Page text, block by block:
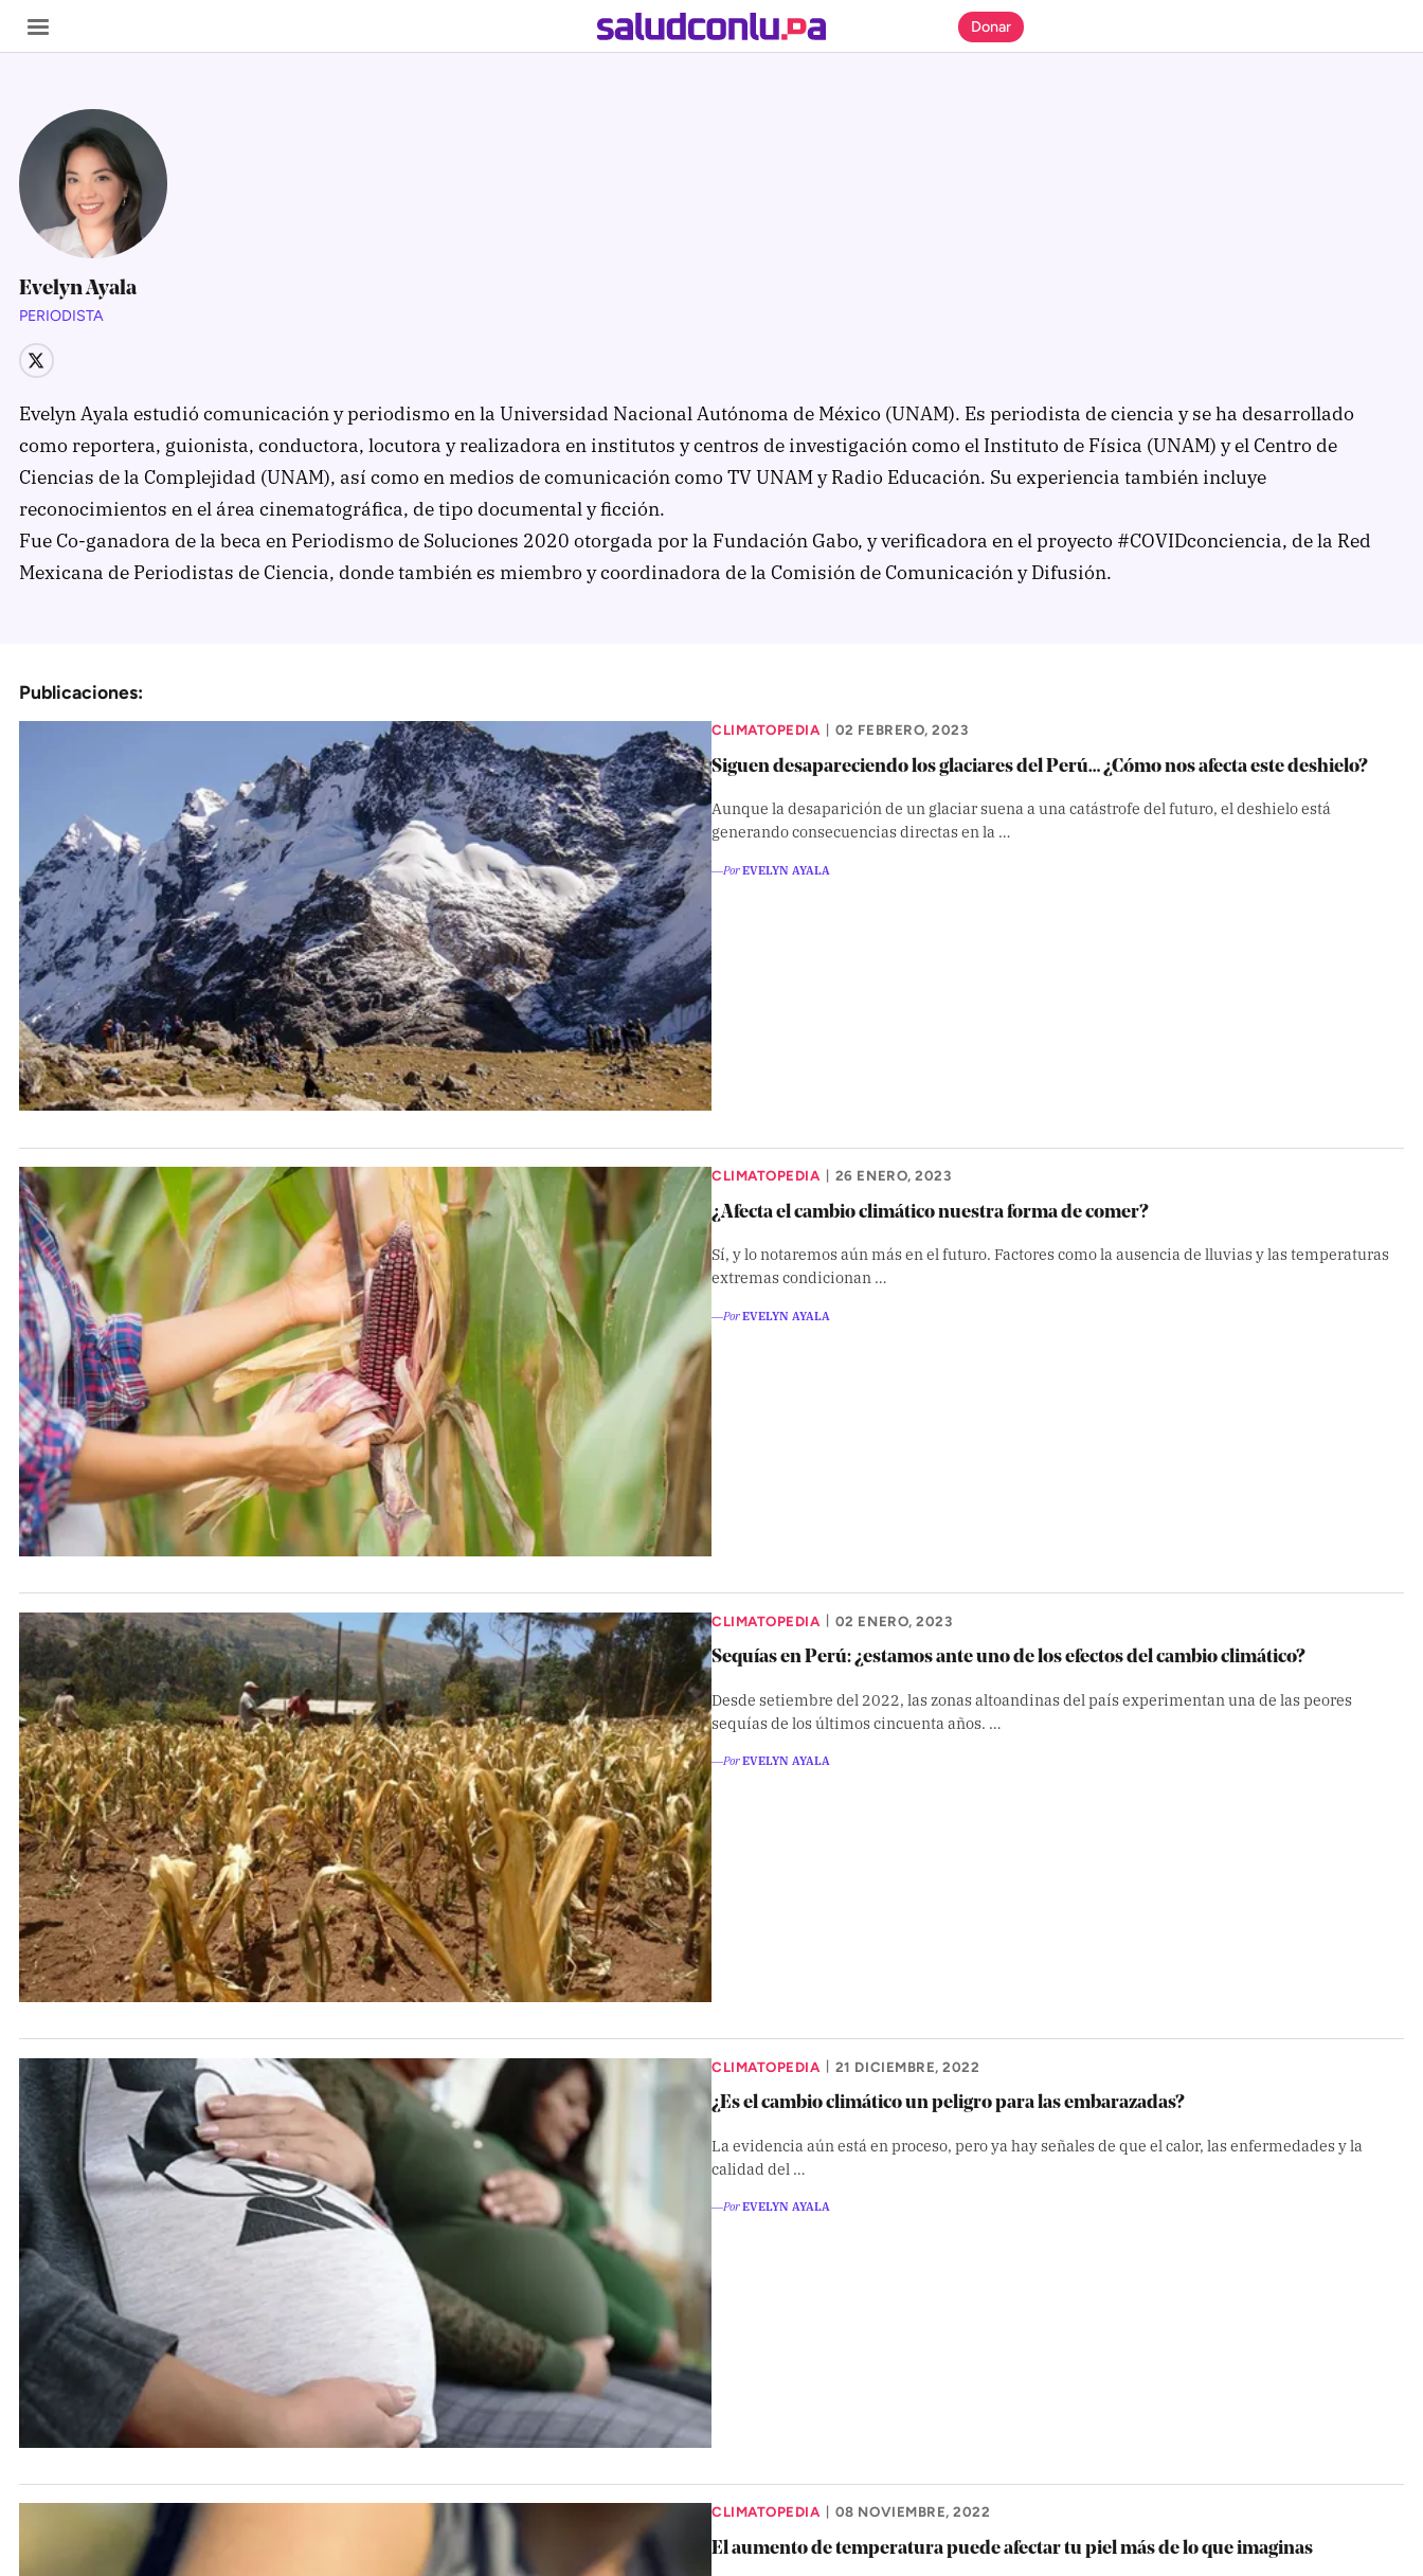
SECCIONES
Inicio
Noticias
Especiales
Nosotros
Comprueba
Climatopedia
Medio ambiente
Opinión
Biblioterapia
Cartas y réplicas
APÓYANOS
Pon tu lupa sobre lo
que importa
Dona aquí
RECIBE NUESTRO BOLETÍN
SÍGUENOS
Donar
Evelyn Ayala
PERIODISTA
Evelyn Ayala estudió comunicación y periodismo en la Universidad Nacional Autónoma de México (UNAM). Es periodista de ciencia y se ha desarrollado
como reportera, guionista, conductora, locutora y realizadora en institutos y centros de investigación como el Instituto de Física (UNAM) y el Centro de
Ciencias de la Complejidad (UNAM), así como en medios de comunicación como TV UNAM y Radio Educación. Su experiencia también incluye
reconocimientos en el área cinematográfica, de tipo documental y ficción.
Fue Co-ganadora de la beca en Periodismo de Soluciones 2020 otorgada por la Fundación Gabo, y verificadora en el proyecto #COVIDconciencia, de la Red
Mexicana de Periodistas de Ciencia, donde también es miembro y coordinadora de la Comisión de Comunicación y Difusión.
Publicaciones:
CLIMATOPEDIA | 02 FEBRERO, 2023
Siguen desapareciendo los glaciares del Perú… ¿Cómo nos afecta este deshielo?
Aunque la desaparición de un glaciar suena a una catástrofe del futuro, el deshielo está
generando consecuencias directas en la …
―PorEVELYN AYALA
CLIMATOPEDIA | 26 ENERO, 2023
¿Afecta el cambio climático nuestra forma de comer?
Sí, y lo notaremos aún más en el futuro. Factores como la ausencia de lluvias y las temperaturas
extremas condicionan …
―PorEVELYN AYALA
CLIMATOPEDIA 02 ENERO, 2023
Sequías en Perú: ¿estamos ante uno de los efectos del cambio climático?
Desde setiembre del 2022, las zonas altoandinas del país experimentan una de las peores
sequías de los últimos cincuenta años. …
―PorEVELYN AYALA
CLIMATOPEDIA 21 DICIEMBRE, 2022
¿Es el cambio climático un peligro para las embarazadas?
La evidencia aún está en proceso, pero ya hay señales de que el calor, las enfermedades y la
calidad del …
―PorEVELYN AYALA
CLIMATOPEDIA 08 NOVIEMBRE, 2022
El aumento de temperatura puede afectar tu piel más de lo que imaginas